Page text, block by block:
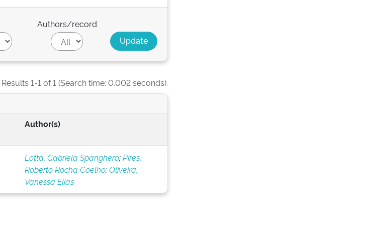
Authors/record
Results 1-1 of 1 (Search time: 0.002 seconds).
Author(s)
Lotta, Gabriela Spanghero;Pires,
Roberto Rocha Coelho;Oliveira,
Vanessa Elias